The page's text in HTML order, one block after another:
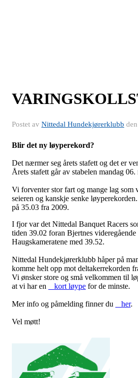
Postet av Nittedal Hundekjørerklubb den
Blir det ny løyperekord?
Det nærmer seg årets stafett og det er
Årets stafett går av stabelen mandag 06.
Vi forventer stor fart og mange lag
seieren og kanskje senke
på 35.03 fra 2009.
I fjor var det Nittedal Banquet Racers
tiden 39.02 foran Bjertnes
Haugskameratene med 39.52.
Nittedal Hundekjørerklubb håper på
komme helt opp mot deltakerrekorden
Vi ønsker store og små velkommen til
at vi har en
kort løype for de minste.
Mer info og påmelding finner du her.
Vel møtt!